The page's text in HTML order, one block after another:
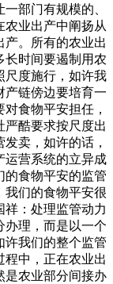
部门有规模的、
农业出产中阐扬从
产。所有的农业出
长时间要遏制用农
尺度施行，如许我
产链傍边要培育一
食物平安担任，
严酷要求按尺度出
卖，如许的话，
运营系统的立异成
的食物平安的监管
我们的食物平安很
祥：处理监管动力
办理，而是以一个
许我们的整个监管
程中，正在农业出
是农业部分间接办